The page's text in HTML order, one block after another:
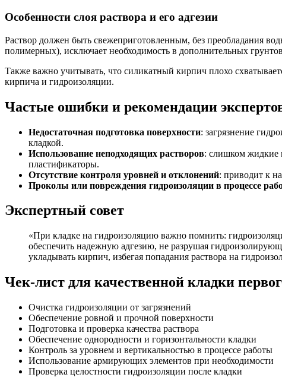
Особенности слоя раствора и его адгезии
Раствор должен быть свежеприготовленным, без преобладания
полимерных), исключает необходимость в дополнительных
Также важно учитывать, что силикатный кирпич плохо
кирпича и гидроизоляции.
Частые ошибки и рекомендации
Недостаточная подготовка поверхности: загрязнение
кладкой.
Использование неподходящих растворов: слишком жидкие
пластификаторы.
Отсутствие контроля уровней и отклонений: приводит к
Проколы или повреждения гидроизоляции в процессе
Экспертный совет
«При кладке на гидроизоляцию важно помнить:
обеспечить надежную адгезию, не разрушая
укладывать кирпич, избегая попадания раствора на
Чек-лист для качественной кладки
Очистка гидроизоляции от загрязнений
Обеспечение ровной и прочной поверхности
Подготовка и проверка качества раствора
Обеспечение однородности и горизонтальности кладки
Контроль за уровнем и вертикальностью в процессе работы
Использование армирующих элементов при необходимости
Проверка целостности гидроизоляции после кладки